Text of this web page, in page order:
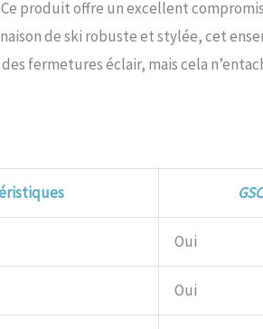
Ce produit offre un excellent
de ski robuste et stylée, cet
fermetures éclair, mais cela
Oui
Oui